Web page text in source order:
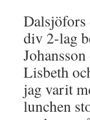
div 2-lag
Lisbeth
jag varit
lunchen